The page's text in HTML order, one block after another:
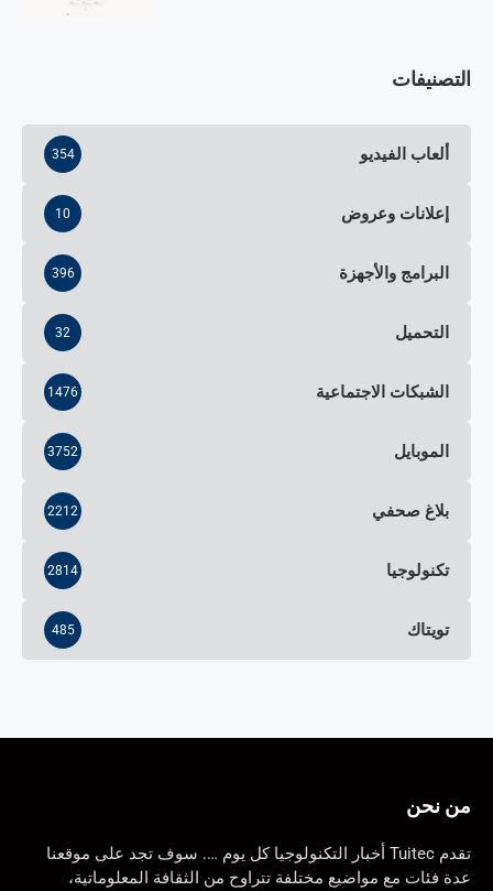
التصنيفات
ألعاب الفيديو 354
إعلانات وعروض 10
البرامج والأجهزة 396
التحميل 32
الشبكات الاجتماعية 1476
الموبايل 3752
بلاغ صحفي 2212
تكنولوجيا 2814
تويتاك 485
من نحن
تقدم Tuitec أخبار التكنولوجيا كل يوم …. سوف تجد على موقعنا
عدة فئات مع مواضيع مختلفة تتراوح من الثقافة المعلوماتية،